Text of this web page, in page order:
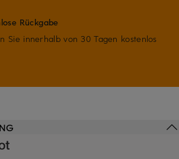
Rückgabe
Sie innerhalb von 30 Tagen kostenlos